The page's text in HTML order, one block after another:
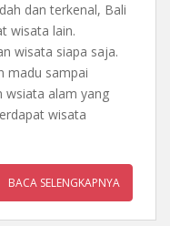
dan terkenal, Bali
wisata lain.
wisata siapa saja.
madu sampai
wsiata alam yang
wisata
BACA SELENGKAPNYA